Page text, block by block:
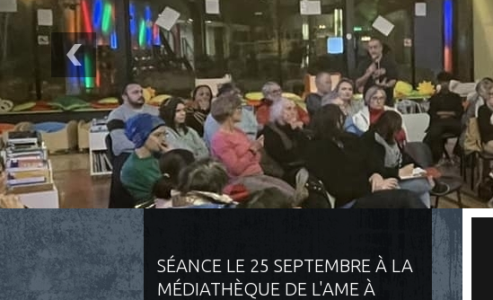
SÉANCE LE 25 SEPTEMBRE À LA
MÉDIATHÈQUE DE L'AME À